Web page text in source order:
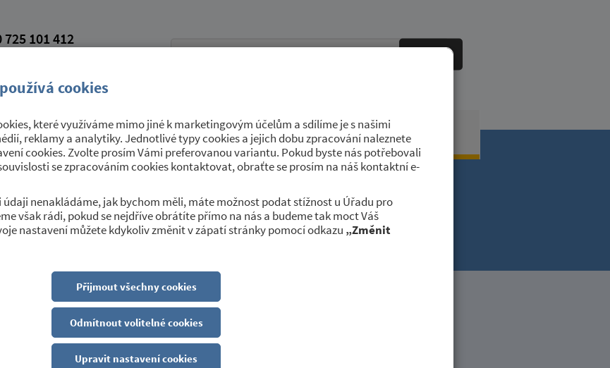
cookies
které využíváme mimo jiné k marketingovým účelům a sdílíme je s našimi
reklamy a analytiky. Jednotlivé typy cookies a jejich dobu zpracování naleznete
cookies. Zvolte prosím Vámi preferovanou variantu. Pokud byste nás potřebovali
se zpracováním cookies kontaktovat, obraťte se prosím na náš kontaktní e-
údaji nenakládáme, jak bychom měli, máte možnost podat stížnost u Úřadu pro
však rádi, pokud se nejdříve obrátíte přímo na nás a budeme tak moct Váš
nastavení můžete kdykoliv změnit v zápatí stránky pomocí odkazu „Změnit
Přijmout všechny cookies
Odmítnout volitelné cookies
Upravit nastavení cookies
725 101 412
deska Sport a kultura O obci Kontakty
topit a ušetřit"
TOPIT A UŠETŘIT"
- postupy, návody